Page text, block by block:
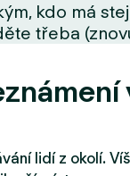
kdo má
třeba
lidí z okolí.